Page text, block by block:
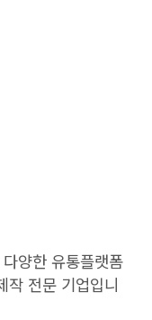
양한 유통플랫폼
작 전문 기업입니